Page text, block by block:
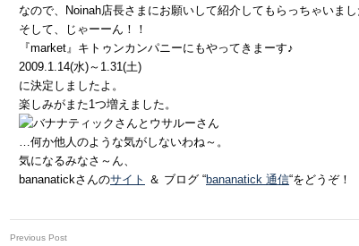
なので、Noinah店長さまにお願いして紹介してもらっちゃいまし
そして、じゃーーん！！
『market』キトゥンカンパニーにもやってきまーす♪
2009.1.14(水)～1.31(土)
に決定しましたよ。
楽しみがまた1つ増えました。
…何か他人のような気がしないわね～。
気になるみなさ～ん、
bananatickさんのサイト ＆ ブログ “bananatick 通信“をどうぞ！
Previous Post